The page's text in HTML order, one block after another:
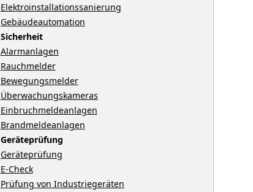
Elektroinstallationssanierung
Gebäudeautomation
Sicherheit
Alarmanlagen
Rauchmelder
Bewegungsmelder
Überwachungskameras
Einbruchmeldeanlagen
Brandmeldeanlagen
Geräteprüfung
Geräteprüfung
E-Check
Prüfung von Industriegeräten